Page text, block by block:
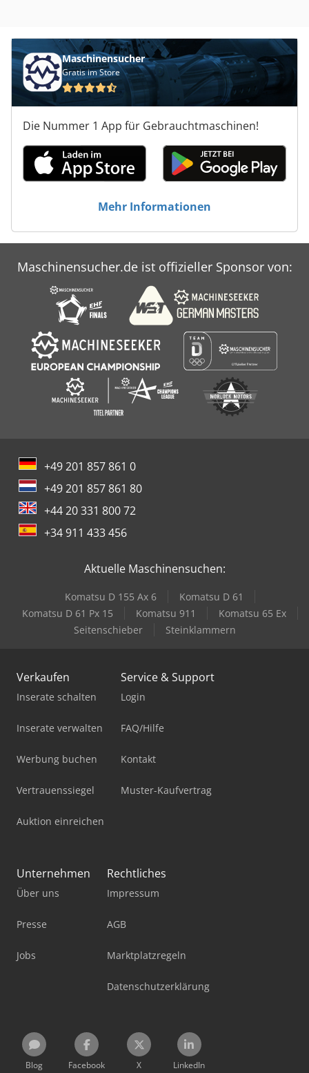
Maschinensucher
Gratis im Store
Die Nummer 1 App für Gebrauchtmaschinen!
Mehr Informationen
Maschinensucher.de ist offizieller Sponsor von:
+49 201 857 861 0
+49 201 857 861 80
+44 20 331 800 72
+34 911 433 456
Aktuelle Maschinensuchen:
Komatsu D 155 Ax 6
Komatsu D 61
Komatsu D 61 Px 15
Komatsu 911
Komatsu 65 Ex
Seitenschieber
Steinklammern
Verkaufen
Inserate schalten
Inserate verwalten
Werbung buchen
Vertrauenssiegel
Auktion einreichen
Service & Support
Login
FAQ/Hilfe
Kontakt
Muster-Kaufvertrag
Unternehmen
Über uns
Presse
Jobs
Rechtliches
Impressum
AGB
Marktplatzregeln
Datenschutzerklärung
Blog Facebook X LinkedIn